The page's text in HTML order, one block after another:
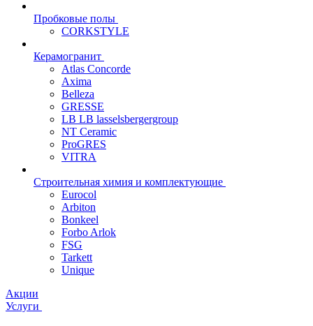
Пробковые полы
CORKSTYLE
Керамогранит
Atlas Concorde
Axima
Belleza
GRESSE
LB LB lasselsbergergroup
NT Ceramic
ProGRES
VITRA
Строительная химия и комплектующие
Eurocol
Arbiton
Bonkeel
Forbo Arlok
FSG
Tarkett
Unique
Акции
Услуги